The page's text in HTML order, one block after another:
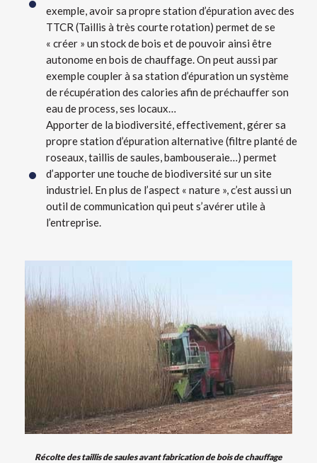
exemple, avoir sa propre station d’épuration avec des
TTCR (Taillis à très courte rotation) permet de se
« créer » un stock de bois et de pouvoir ainsi être
autonome en bois de chauffage. On peut aussi par
exemple coupler à sa station d’épuration un système
de récupération des calories afin de préchauffer son
eau de process, ses locaux…
Apporter de la biodiversité, effectivement, gérer sa
propre station d’épuration alternative (filtre planté de
roseaux, taillis de saules, bambouseraie…) permet
d’apporter une touche de biodiversité sur un site
industriel. En plus de l’aspect « nature », c’est aussi un
outil de communication qui peut s’avérer utile à
l’entreprise.
Récolte des taillis de saules avant fabrication de bois de chauffage